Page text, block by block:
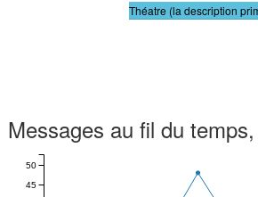
Théatre (la description
Messages au fil du
45
50